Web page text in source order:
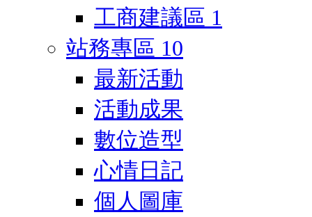
工商建議區 1
站務專區 10
最新活動
活動成果
數位造型
心情日記
個人圖庫